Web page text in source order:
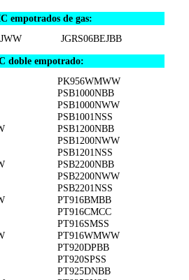
empotrados de gas:
JGRS06BEJBB
doble empotrado:
PK956WMWW
PSB1000NBB
PSB1000NWW
PSB1001NSS
PSB1200NBB
PSB1200NWW
PSB1201NSS
PSB2200NBB
PSB2200NWW
PSB2201NSS
PT916BMBB
PT916CMCC
PT916SMSS
PT916WMWW
PT920DPBB
PT920SPSS
PT925DNBB